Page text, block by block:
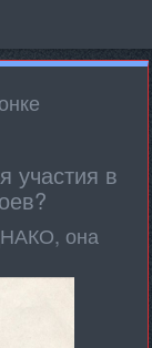
участия в
она